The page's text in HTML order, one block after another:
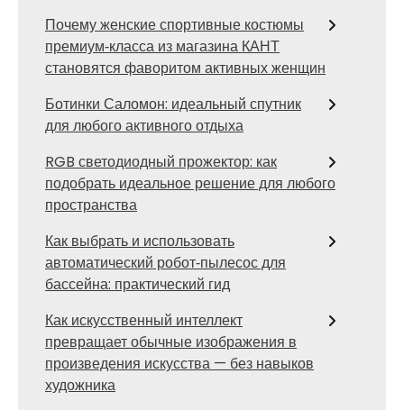
Почему женские спортивные костюмы
премиум‑класса из магазина КАНТ
становятся фаворитом активных женщин
Ботинки Саломон: идеальный спутник
для любого активного отдыха
RGB светодиодный прожектор: как
подобрать идеальное решение для любого
пространства
Как выбрать и использовать
автоматический робот‑пылесос для
бассейна: практический гид
Как искусственный интеллект
превращает обычные изображения в
произведения искусства — без навыков
художника